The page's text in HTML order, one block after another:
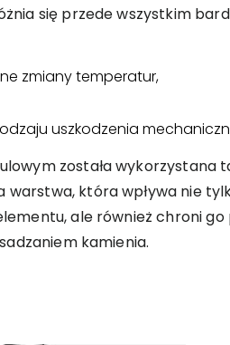
się przede wszystkim
zmiany temperatur,
uszkodzenia
została wykorzystana
warstwa, która wpływa nie
ale również chroni go
kamienia.